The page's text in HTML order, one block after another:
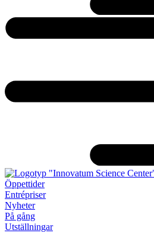
Öppettider
Entrépriser
Nyheter
På gång
Utställningar